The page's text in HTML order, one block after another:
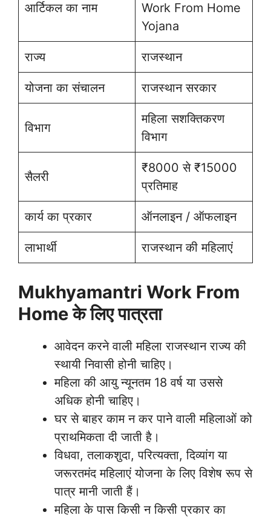
आर्टिकल का नाम
Work From Home
Yojana
राज्य राजस्थान
योजना का संचालन राजस्थान सरकार
विभाग
महिला सशक्तिकरण
विभाग
सैलरी
₹8000 से ₹15000
प्रतिमाह
कार्य का प्रकार ऑनलाइन / ऑफलाइन
लाभार्थी राजस्थान की महिलाएं
Mukhyamantri Work From
Home के लिए पात्रता
आवेदन करने वाली महिला राजस्थान राज्य की
स्थायी निवासी होनी चाहिए।
महिला की आयु न्यूनतम 18 वर्ष या उससे
अधिक होनी चाहिए।
घर से बाहर काम न कर पाने वाली महिलाओं को
प्राथमिकता दी जाती है।
विधवा, तलाकशुदा, परित्यक्ता, दिव्यांग या
जरूरतमंद महिलाएं योजना के लिए विशेष रूप से
पात्र मानी जाती हैं।
महिला के पास किसी न किसी प्रकार का